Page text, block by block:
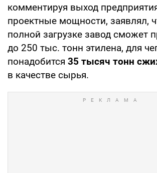
комментируя выход
проектные мощности, заявлял,
полной загрузке завод сможет
до 250 тыс. тонн этилена, для
понадобится 35 тысяч тонн
в качестве сырья.